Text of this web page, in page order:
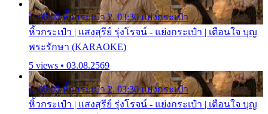
1. 00:00 หิ้วกระเป๋า 2. 03:30 แย่งกระเป๋า
หิ้วกระเป๋า | แสงสุรีย์ รุ่งโรจน์ - แย่งกระเป๋า | เตือนใจ บุญ
พระรักษา (KARAOKE)
5 views • 03.08.2569
1. 00:00 หิ้วกระเป๋า 2. 03:30 แย่งกระเป๋า
หิ้วกระเป๋า | แสงสุรีย์ รุ่งโรจน์ - แย่งกระเป๋า | เตือนใจ บุญ